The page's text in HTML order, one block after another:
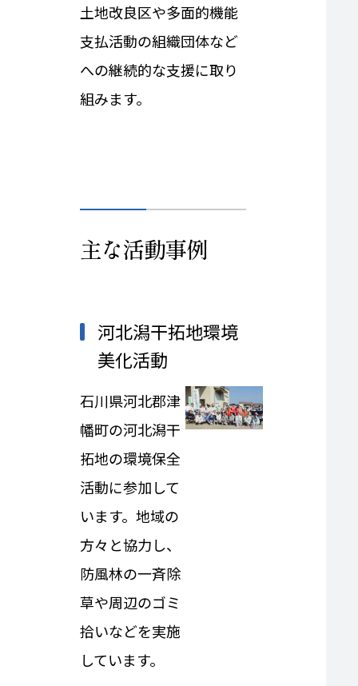
土地改良区や多面的機能
支払活動の組織団体など
への継続的な支援に取り
組みます。
主な活動事例
河北潟干拓地環境
美化活動
石川県河北郡津
幡町の河北潟干
拓地の環境保全
活動に参加して
います。地域の
方々と協力し、
防風林の一斉除
草や周辺のゴミ
拾いなどを実施
しています。